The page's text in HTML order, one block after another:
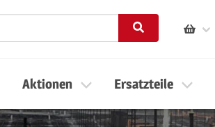
Aktionen Ersatzteile